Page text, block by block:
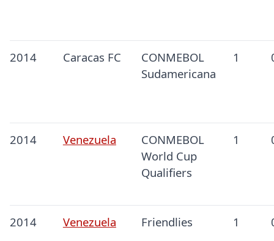
2014 Caracas FC
CONMEBOL
Sudamericana
1
2014 Venezuela
CONMEBOL
World Cup
Qualifiers
1
2014 Venezuela Friendlies 1